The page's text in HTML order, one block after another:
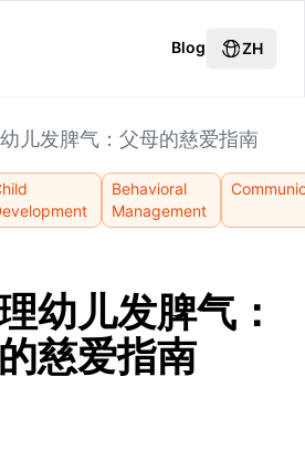
Blog ZH
儿发脾气：父母的慈爱指南
Behavioral
Management
幼儿发脾气：
慈爱指南